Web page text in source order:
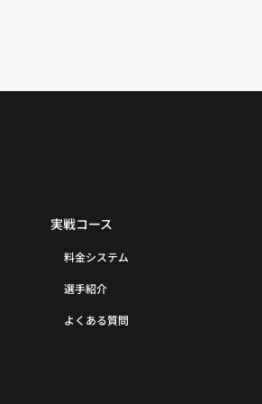
実戦コース
料金システム
選手紹介
よくある質問